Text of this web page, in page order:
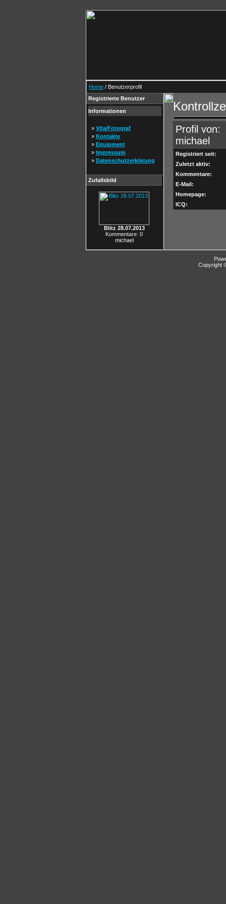
Home / Benutzerprofil
Registrierte Benutzer
Informationen
» Vita/Fotograf
» Kontakte
» Equipment
» Impressum
» Datenschutzerklärung
Zufallsbild
Blitz 28.07.2013
Kommentare: 0
michael
Profil von:
michael
Registriert seit:
Zuletzt aktiv:
Kommentare:
E-Mail:
Homepage:
ICQ:
Copyright